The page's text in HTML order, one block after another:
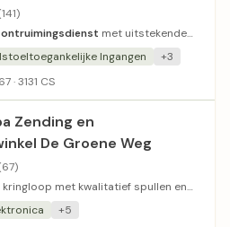
met uitstekende
Ingangen
+3
· 3131 CS
Zending en
De Groene Weg
kringloop met kwalitatief spullen en
+5